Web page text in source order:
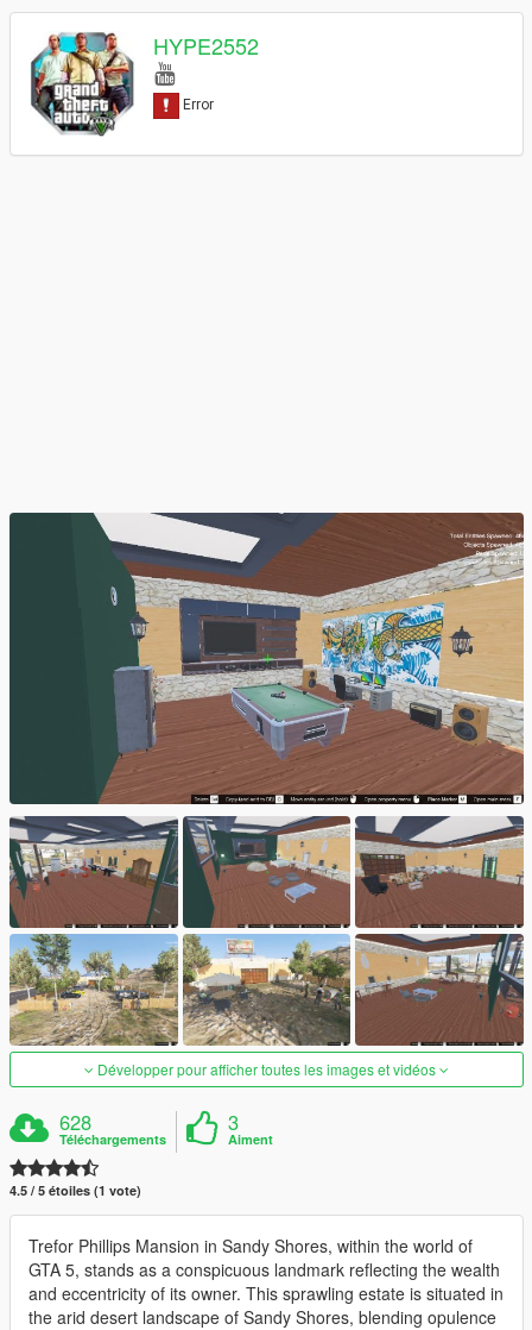
HYPE2552
Développer pour afficher toutes les images et vidéos
628
Téléchargements
3
Aiment
4.5 / 5 étoiles (1 vote)
Trefor Phillips Mansion in Sandy Shores, within the world of
GTA 5, stands as a conspicuous landmark reflecting the wealth
and eccentricity of its owner. This sprawling estate is situated in
the arid desert landscape of Sandy Shores, blending opulence